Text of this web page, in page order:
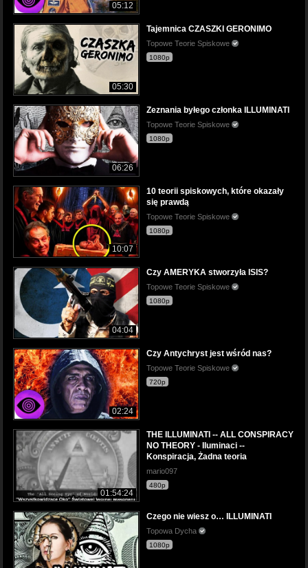
05:12
05:30
Tajemnica CZASZKI GERONIMO
Topowe Teorie Spiskowe
1080p
06:26
Zeznania byłego członka ILLUMINATI
Topowe Teorie Spiskowe
1080p
10:07
10 teorii spiskowych, które okazały
się prawdą
Topowe Teorie Spiskowe
1080p
04:04
Czy AMERYKA stworzyła ISIS?
Topowe Teorie Spiskowe
1080p
02:24
Czy Antychryst jest wśród nas?
Topowe Teorie Spiskowe
720p
01:54:24
THE ILLUMINATI -- ALL CONSPIRACY
NO THEORY - Iluminaci --
Konspiracja, Żadna teoria
mario097
480p
Czego nie wiesz o… ILLUMINATI
Topowa Dycha
1080p